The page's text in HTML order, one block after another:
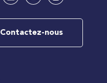
Contactez-nous